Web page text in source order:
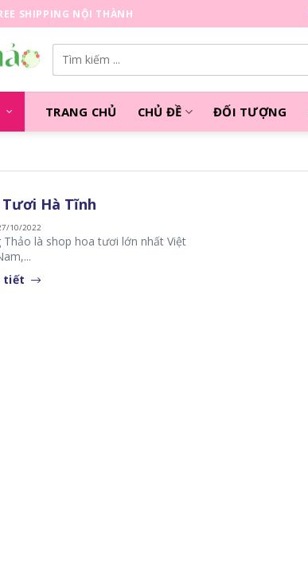
SHIPPING NỘI THÀNH
kiếm:
TRANG CHỦ CHỦ ĐỀ ĐỐI TƯỢNG
Tươi Hà Tĩnh
10/2022
là shop hoa tươi lớn nhất Việt
tiết